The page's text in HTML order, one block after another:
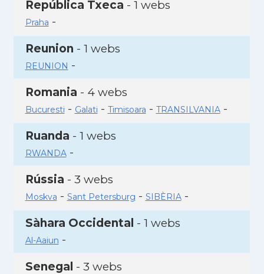
República Txeca - 1 webs
Praha -
Reunion - 1 webs
REUNION -
Romania - 4 webs
Bucuresti - Galati - Timisoara - TRANSILVANIA-
Ruanda - 1 webs
RWANDA-
Rússia - 3 webs
Moskva - Sant Petersburg - SIBÈRIA-
Sàhara Occidental - 1 webs
Al-Aaiun -
Senegal - 3 webs